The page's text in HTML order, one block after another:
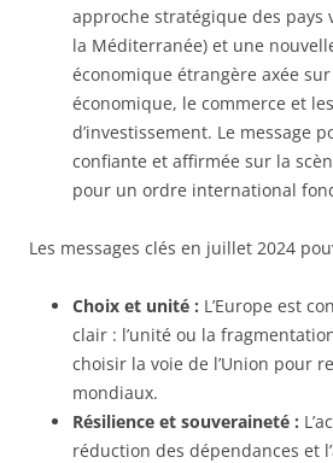
approche stratégique des pays
la Méditerranée) et une
économique étrangère axée
économique, le commerce et
d’investissement. Le message
confiante et affirmée sur la
pour un ordre international
Les messages clés en juillet 2024
Choix et unité : L’Europe est
clair : l’unité ou la
choisir la voie de l’Union pour
mondiaux.
Résilience et souveraineté :
réduction des dépendances et